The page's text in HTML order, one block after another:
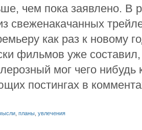
чем пока заявлено. В
свеженакачанных
как раз к новому
фильмов уже
мог чего
постингах в
планы увлечения